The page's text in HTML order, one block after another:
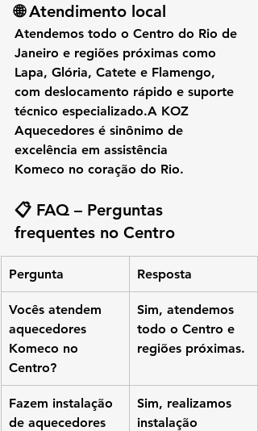
🌐 Atendimento local
Atendemos todo o Centro do Rio de
Janeiro e regiões próximas como
Lapa, Glória, Catete e Flamengo,
com deslocamento rápido e suporte
técnico especializado.A KOZ
Aquecedores é sinônimo de
excelência em assistência
Komeco no coração do Rio.
📋 FAQ – Perguntas
frequentes no Centro
Pergunta Resposta
Vocês atendem
aquecedores
Komeco no
Centro?
Sim, atendemos
todo o Centro e
regiões próximas.
Fazem instalação
de aquecedores
Sim, realizamos
instalação